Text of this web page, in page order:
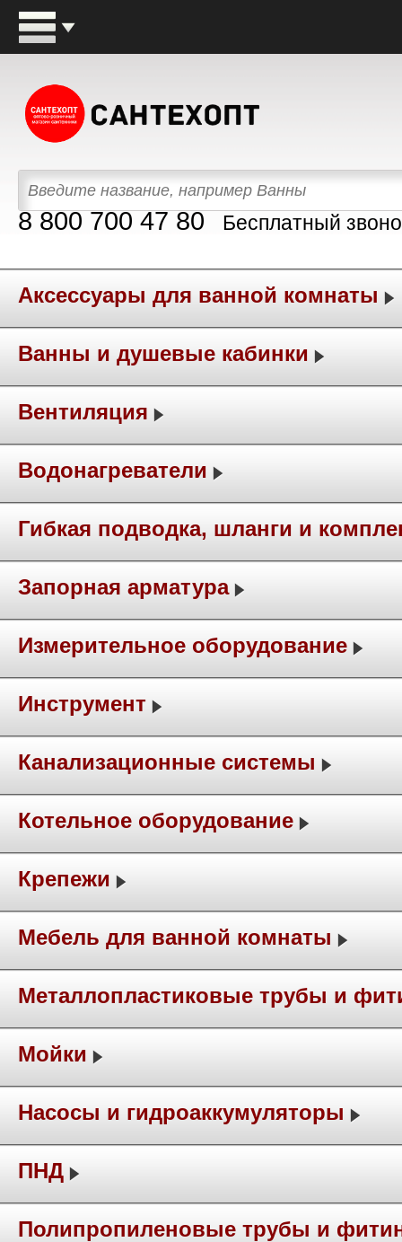
8 800 700 47 80 Бесплатный
Аксессуары для ванной комнаты
Ванны и душевые кабинки
Вентиляция
Водонагреватели
Гибкая подводка, шланги и
Запорная арматура
Измерительное оборудование
Инструмент
Канализационные системы
Котельное оборудование
Крепежи
Мебель для ванной комнаты
Металлопластиковые трубы и
Мойки
Насосы и гидроаккумуляторы
ПНД
Полипропиленовые трубы и